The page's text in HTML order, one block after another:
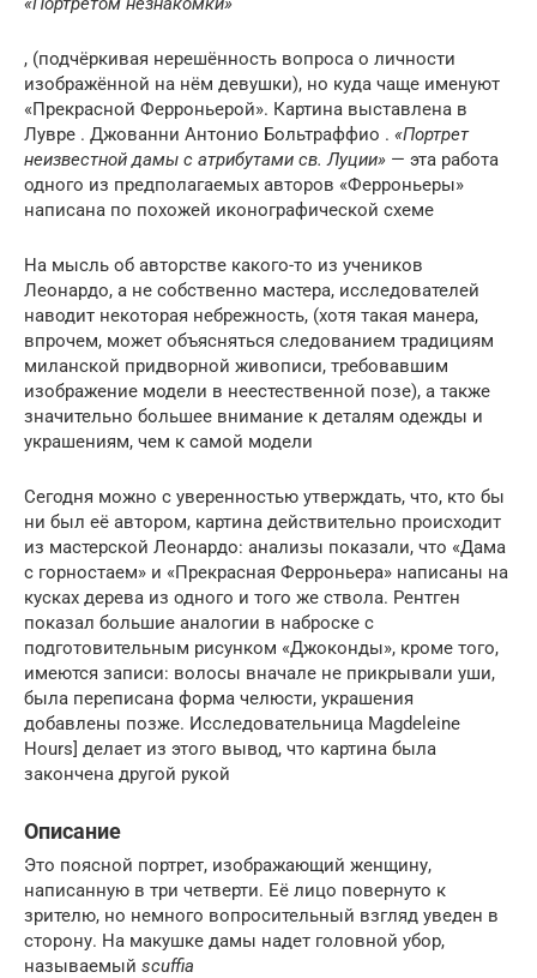
, (подчёркивая нерешённость вопроса о личности
изображённой на нём девушки), но куда чаще именуют
«Прекрасной Ферроньерой». Картина выставлена в
Лувре . Джованни Антонио Больтраффио . «Портрет
неизвестной дамы с атрибутами св. Луции» — эта работа
одного из предполагаемых авторов «Ферроньеры»
написана по похожей иконографической схеме
На мысль об авторстве какого-то из учеников
Леонардо, а не собственно мастера, исследователей
наводит некоторая небрежность, (хотя такая манера,
впрочем, может объясняться следованием традициям
миланской придворной живописи, требовавшим
изображение модели в неестественной позе), а также
значительно большее внимание к деталям одежды и
украшениям, чем к самой модели
Сегодня можно с уверенностью утверждать, что, кто бы
ни был её автором, картина действительно происходит
из мастерской Леонардо: анализы показали, что «Дама
с горностаем» и «Прекрасная Ферроньера» написаны на
кусках дерева из одного и того же ствола. Рентген
показал большие аналогии в наброске с
подготовительным рисунком «Джоконды», кроме того,
имеются записи: волосы вначале не прикрывали уши,
была переписана форма челюсти, украшения
добавлены позже. Исследовательница Magdeleine
Hours] делает из этого вывод, что картина была
закончена другой рукой
Описание
Это поясной портрет, изображающий женщину,
написанную в три четверти. Её лицо повернуто к
зрителю, но немного вопросительный взгляд уведен в
сторону. На макушке дамы надет головной убор,
называемый scuffia